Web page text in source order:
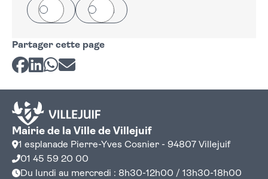
Oui Non
Partager cette page
Partager sur Facebook
Partager sur LinkedIn
Partager sur Whatsapp
Partager par courriel
Mairie de la Ville de Villejuif
1 esplanade Pierre-Yves Cosnier - 94807 Villejuif
01 45 59 20 00
Du lundi au mercredi : 8h30-12h00 / 13h30-18h00